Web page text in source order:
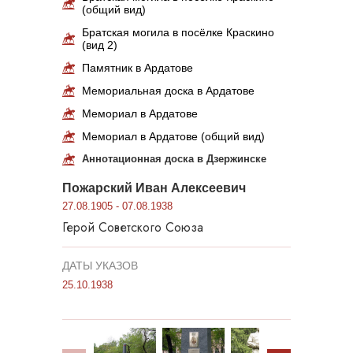
(общий вид)
Братская могила в посёлке Краскино
(вид 2)
Памятник в Ардатове
Мемориальная доска в Ардатове
Мемориал в Ардатове
Мемориал в Ардатове (общий вид)
Аннотационная доска в Дзержинске
Пожарский Иван Алексеевич
27.08.1905 - 07.08.1938
Герой Советского Союза
ДАТЫ УКАЗОВ
25.10.1938